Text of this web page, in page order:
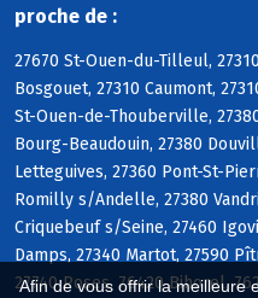
Afin de vous offrir la meilleure
proche de :
27670 St-Ouen-du-Tilleul,
Bosgouet, 27310 Caumont,
St-Ouen-de-Thouberville,
Bourg-Beaudouin, 27380
Letteguives, 27360 Pont-St-
Romilly s/Andelle, 27380
Criquebeuf s/Seine, 27460
Damps, 27340 Martot, 27590
27740 Poses, 76420 Bihorel,